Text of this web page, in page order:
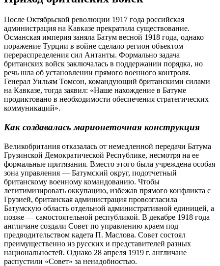
После Октябрьской революции 1917 года российская
администрация на Кавказе прекратила существование.
Османская империя заняла Батум весной 1918 года, однако
поражение Турции в войне сделало регион объектом
перераспределения сил Антанты. Формально задача
британских войск заключалась в поддержании порядка, но
речь шла об установлении прямого военного контроля.
Генерал Уильям Томсон, командующий британскими силами
на Кавказе, тогда заявил: «Наше нахождение в Батуме
продиктовано в необходимости обеспечения стратегических
коммуникаций».
Как создавалась марионеточная конструкция
Великобритания отказалась от немедленной передачи Батума
Грузинской Демократической Республике, несмотря на ее
формальные притязания. Вместо этого была учреждена особая
зона управления — Батумский округ, подотчетный
британскому военному командованию. Чтобы
легитимизировать оккупацию, избежав прямого конфликта с
Грузией, британская администрация провозгласила
Батумскую область отдельной административной единицей, а
позже — самостоятельной республикой. В декабре 1918 года
англичане создали Совет по управлению краем под
предводительством кадета П. Маслова. Совет состоял
преимущественно из русских и представителей разных
национальностей. Однако 28 апреля 1919 г. англичане
распустили «Совет» за ненадобностью.